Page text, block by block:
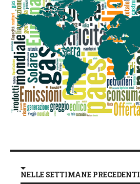
NELLE SETTIMANE PRECEDENTI